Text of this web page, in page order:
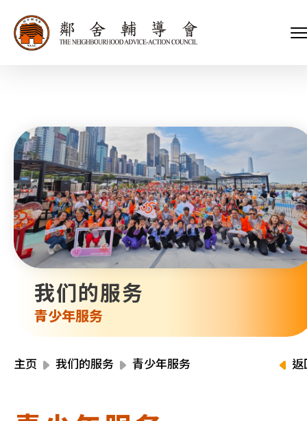
我们的服务
青少年服务
主页 我们的服务 青少年服务 返
会长、副会长
执行委员会及总幹事
招标项目
关于我们
家庭及儿童福利服务
青少年服务
内地服务
教育服务
医疗衞生服务
社会企业
我们的服务
我们的伙伴
捐款方法
支持我们
新闻稿及媒体报导
会讯及刊物
活动报名